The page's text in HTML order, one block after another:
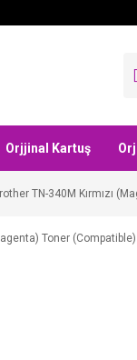
Orjjinal Kartuş
TN-340M Kırmızı